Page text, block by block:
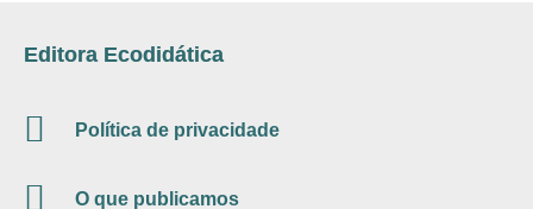
Editora Ecodidática
Política de privacidade
O que publicamos